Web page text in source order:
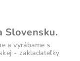
Slovensku.
a vyrábame s
- zakladateľky